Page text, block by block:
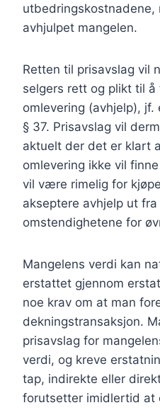
utbedringskostnadene,
avhjulpet mangelen.
Retten til prisavslag vil
selgers rett og plikt til
omlevering (avhjelp), jf.
§ 37. Prisavslag vil
aktuelt der det er klart
omlevering ikke vil
vil være rimelig for
akseptere avhjelp ut
omstendighetene for
Mangelens verdi kan
erstattet gjennom
noe krav om at man
dekningstransaksjon.
prisavslag for
verdi, og kreve
tap, indirekte eller
forutsetter imidlertid at